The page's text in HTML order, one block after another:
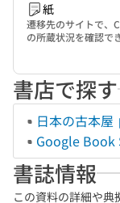
紙
遷移先のサイトで、
の所蔵状況を確認で
書店で探す
日本の古本屋
Google Book
書誌情報
この資料の詳細や